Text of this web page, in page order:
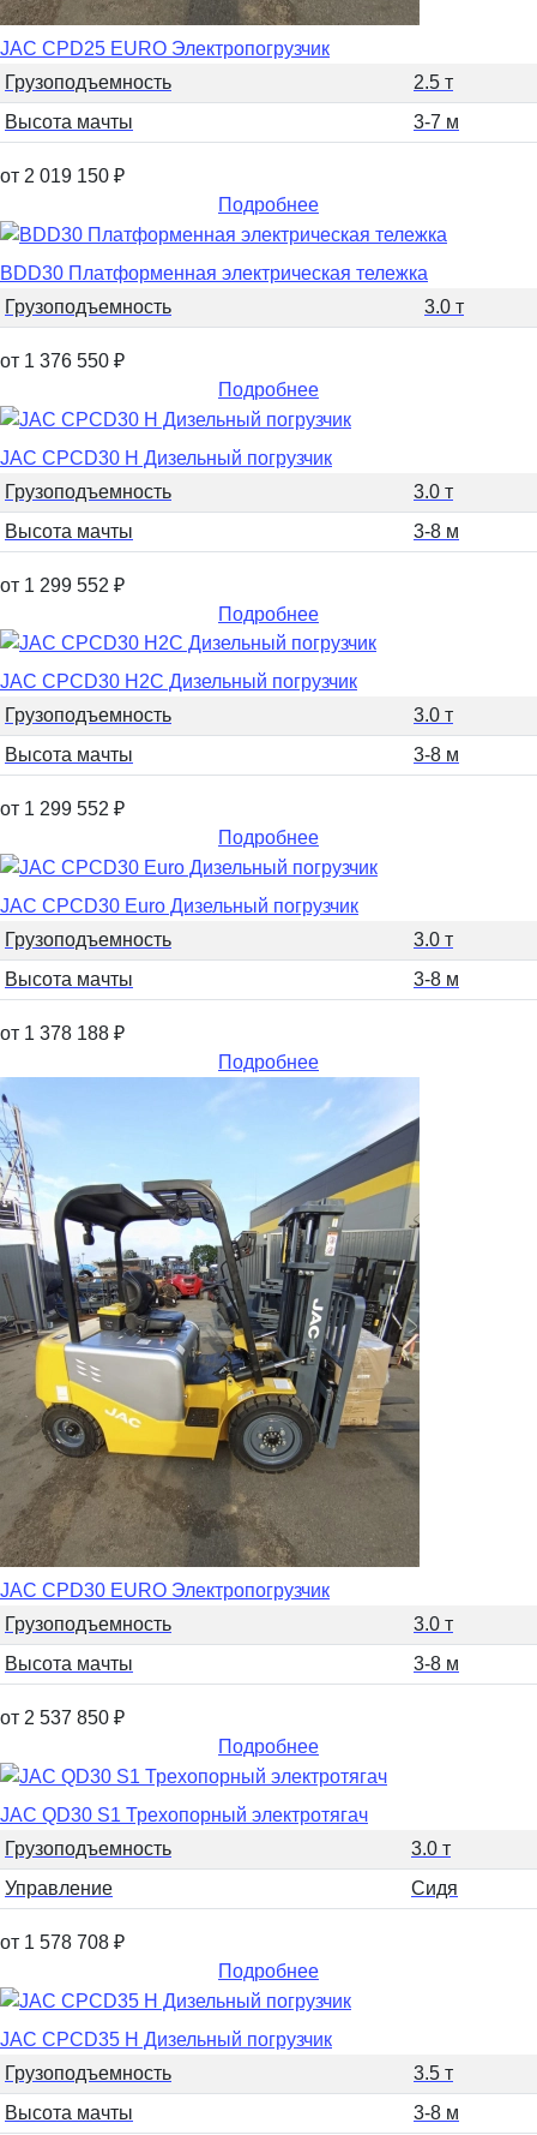
JAC CPD25 EURO Электропогрузчик
Грузоподъемность
2.5 т
Высота мачты
3-7 м
от 2 019 150 ₽
Подробнее
BDD30 Платформенная электрическая тележка
Грузоподъемность
3.0 т
от 1 376 550 ₽
Подробнее
JAC CPCD30 H Дизельный погрузчик
Грузоподъемность
3.0 т
Высота мачты
3-8 м
от 1 299 552 ₽
Подробнее
JAC CPCD30 H2C Дизельный погрузчик
Грузоподъемность
3.0 т
Высота мачты
3-8 м
от 1 299 552 ₽
Подробнее
JAC CPCD30 Euro Дизельный погрузчик
Грузоподъемность
3.0 т
Высота мачты
3-8 м
от 1 378 188 ₽
Подробнее
JAC CPD30 EURO Электропогрузчик
Грузоподъемность
3.0 т
Высота мачты
3-8 м
от 2 537 850 ₽
Подробнее
JAC QD30 S1 Трехопорный электротягач
Грузоподъемность
3.0 т
Управление
Сидя
от 1 578 708 ₽
Подробнее
JAC CPCD35 H Дизельный погрузчик
Грузоподъемность
3.5 т
Высота мачты
3-8 м